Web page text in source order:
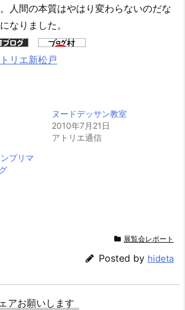
人間の本質はやはり変わらないのだな
なりました。
ヌードデッサン教室
2010年7月21日
アトリエ通信
プリマ
展覧会レポート
Posted by hideta
アお願いします